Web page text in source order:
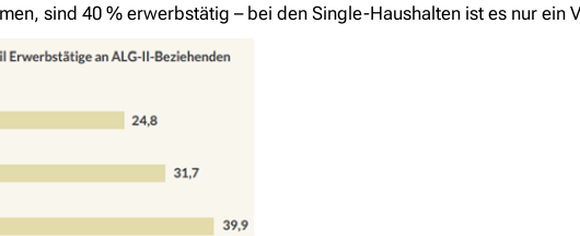
sind 40 % erwerbstätig – bei den Single-Haushalten ist es nur ein